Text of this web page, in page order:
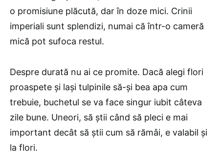
o promisiune plăcută, dar în doze mici. Crinii
imperiali sunt splendizi, numai că într-o cameră
mică pot sufoca restul.
Despre durată nu ai ce promite. Dacă alegi flori
proaspete și lași tulpinile să-și bea apa cum
trebuie, buchetul se va face singur iubit câteva
zile bune. Uneori, să știi când să pleci e mai
important decât să știi cum să rămâi, e valabil și
la flori.